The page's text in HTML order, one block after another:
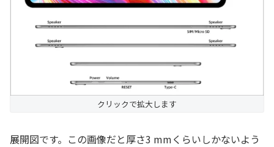
クリックで拡大します
展開図です。この画像だと厚さ3 mmくらいしかないよう